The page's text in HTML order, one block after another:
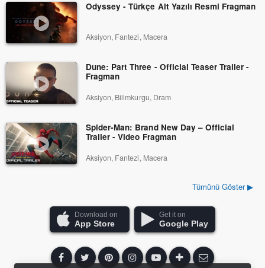
Odyssey - Türkçe Alt Yazılı Resmi Fragman
Aksiyon, Fantezi, Macera
Dune: Part Three - Official Teaser Trailer -
Fragman
Aksiyon, Bilimkurgu, Dram
Spider-Man: Brand New Day – Official
Trailer - Video Fragman
Aksiyon, Fantezi, Macera
Tümünü Göster ▶
Download on
App Store
Get it on
Google Play